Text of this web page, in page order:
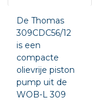
De Thomas
309CDC56/12
is een
compacte
olievrije piston
pump uit de
WOB-L 309